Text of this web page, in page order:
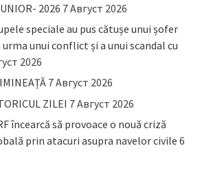
2026 7 Август 2026
speciale au pus cătușe unui șofer
unui conflict și a unui scandal cu
2026
7 Август 2026
ZILEI 7 Август 2026
încearcă să provoace o nouă criză
prin atacuri asupra navelor civile 6